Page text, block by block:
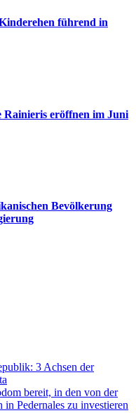
führend in
eröffnen im Juni
Bevölkerung
3 Achsen der
bereit, in den von der
Pedernales zu investieren